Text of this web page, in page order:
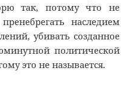
так, потому что не
наследием
убивать созданное
политической
это не называется.